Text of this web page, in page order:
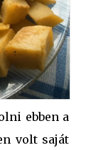
ebben a
volt saját